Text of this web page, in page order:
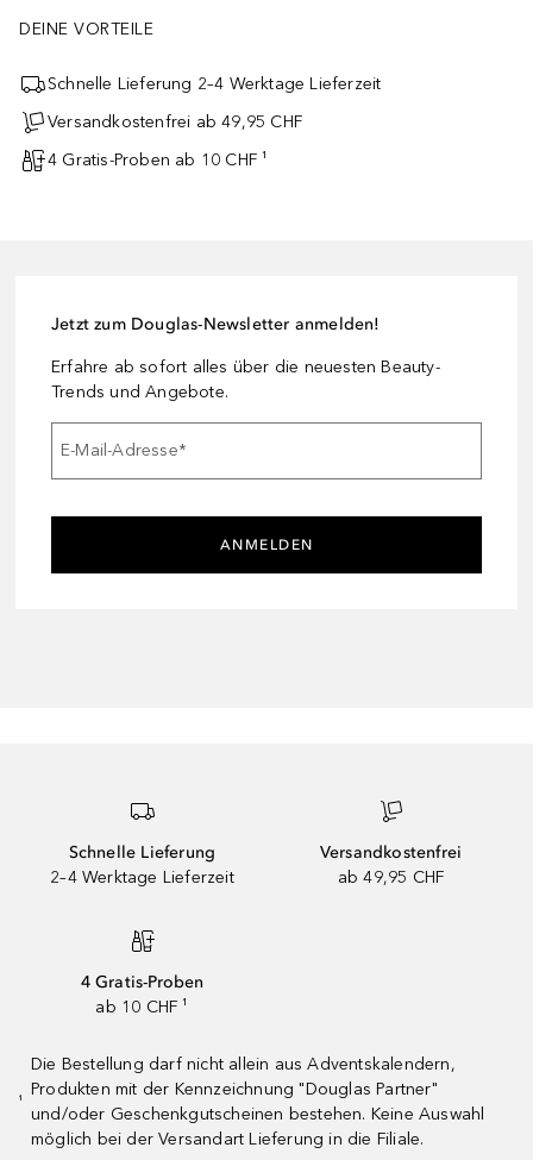
DEINE VORTEILE
Schnelle Lieferung 2–4 Werktage Lieferzeit
Versandkostenfrei ab 49,95 CHF
4 Gratis-Proben ab 10 CHF ¹
Jetzt zum Douglas-Newsletter anmelden!
Erfahre ab sofort alles über die neuesten Beauty-
Trends und Angebote.
E-Mail-Adresse*
ANMELDEN
Schnelle Lieferung
2–4 Werktage Lieferzeit
Versandkostenfrei
ab 49,95 CHF
4 Gratis-Proben
ab 10 CHF ¹
¹
Die Bestellung darf nicht allein aus Adventskalendern,
Produkten mit der Kennzeichnung "Douglas Partner"
und/oder Geschenkgutscheinen bestehen. Keine Auswahl
möglich bei der Versandart Lieferung in die Filiale.